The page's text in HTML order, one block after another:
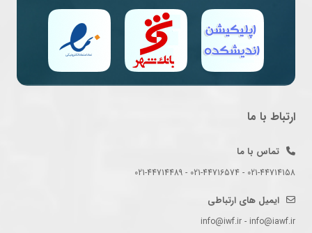
ارتباط با ما
تماس با ما
021-44714158 - 021-44716574 - 021-44714489
ایمیل های ارتباطی
info@iwf.ir - info@iawf.ir